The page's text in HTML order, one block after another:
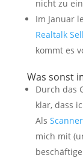
nicht zu
Im Januar
Realtalk
kommt es
Was sonst
Durch das
klar, dass
Als
mich mit